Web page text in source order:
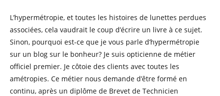
publication :
L’hypermétropie, et toutes les histoires de lunettes perdues
associées, cela vaudrait le coup d’écrire un livre à ce sujet.
Sinon, pourquoi est-ce que je vous parle d’hypermétropie
sur un blog sur le bonheur? Je suis opticienne de métier
officiel premier. Je côtoie des clients avec toutes les
amétropies. Ce métier nous demande d’être formé en
continu, après un diplôme de Brevet de Technicien